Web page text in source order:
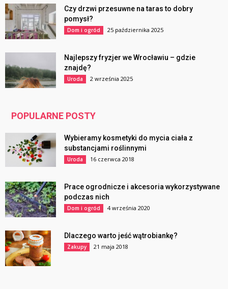
Czy drzwi przesuwne na taras to dobry
pomysł?
Dom i ogród 25 października 2025
Najlepszy fryzjer we Wrocławiu – gdzie
znajdę?
Uroda 2 września 2025
POPULARNE POSTY
Wybieramy kosmetyki do mycia ciała z
substancjami roślinnymi
Uroda 16 czerwca 2018
Prace ogrodnicze i akcesoria wykorzystywane
podczas nich
Dom i ogród 4 września 2020
Dlaczego warto jeść wątrobiankę?
Zakupy 21 maja 2018